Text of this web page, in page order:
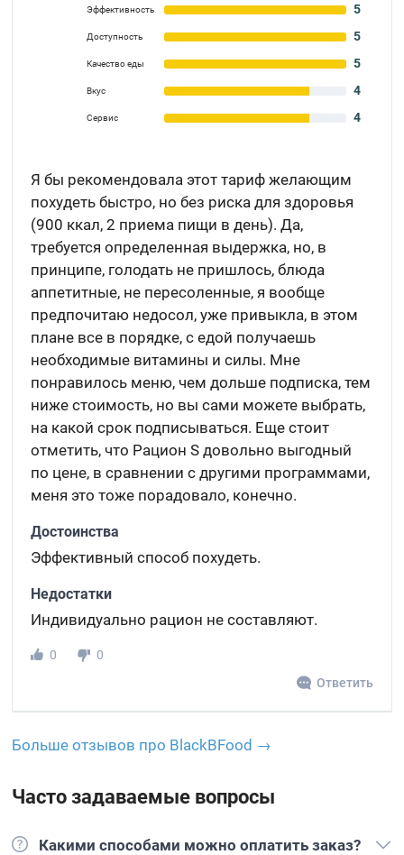
Эффективность 5
Доступность 5
Качество еды 5
Вкус 4
Сервис 4
Я бы рекомендовала этот тариф желающим
похудеть быстро, но без риска для здоровья
(900 ккал, 2 приема пищи в день). Да,
требуется определенная выдержка, но, в
принципе, голодать не пришлось, блюда
аппетитные, не пересоленные, я вообще
предпочитаю недосол, уже привыкла, в этом
плане все в порядке, с едой получаешь
необходимые витамины и силы. Мне
понравилось меню, чем дольше подписка, тем
ниже стоимость, но вы сами можете выбрать,
на какой срок подписываться. Еще стоит
отметить, что Рацион S довольно выгодный
по цене, в сравнении с другими программами,
меня это тоже порадовало, конечно.
Достоинства
Эффективный способ похудеть.
Недостатки
Индивидуально рацион не составляют.
0
0
Ответить
Больше отзывов про BlackBFood →
Часто задаваемые вопросы
Какими способами можно оплатить заказ?